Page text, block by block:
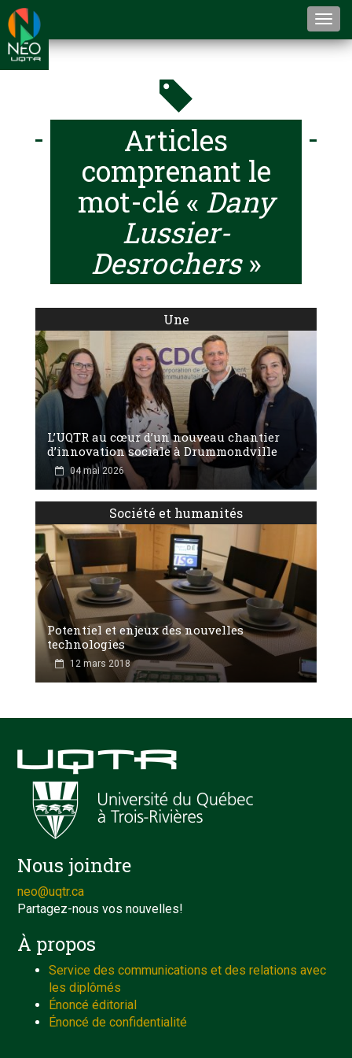
Articles
comprenant le
mot-clé « Dany
Lussier-
Desrochers»
Une
L’UQTR au cœur d’un nouveau chantier
d’innovation sociale à Drummondville
04 mai 2026
Société et humanités
Potentiel et enjeux des nouvelles
technologies
12 mars 2018
Nous joindre
neo@uqtr.ca
Partagez-nous vos nouvelles!
À propos
Service des communications et des relations avec
les diplômés
Énoncé éditorial
Énoncé de confidentialité